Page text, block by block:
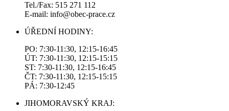
Tel./Fax: 515 271 112
E-mail: info@obec-prace.cz
ÚŘEDNÍ HODINY:
PO: 7:30-11:30, 12:15-16:45
ÚT: 7:30-11:30, 12:15-15:15
ST: 7:30-11:30, 12:15-16:45
ČT: 7:30-11:30, 12:15-15:15
PÁ: 7:30-12:45
JIHOMORAVSKÝ KRAJ: